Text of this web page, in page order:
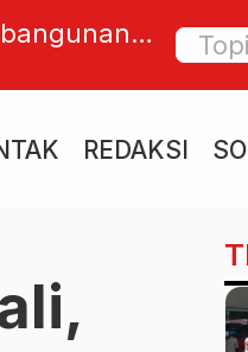
Harta
REDAKSI